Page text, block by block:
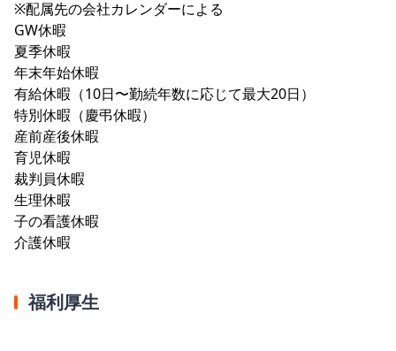
※配属先の会社カレンダーによる
GW休暇
夏季休暇
年末年始休暇
有給休暇（10日〜勤続年数に応じて最大20日）
特別休暇（慶弔休暇）
産前産後休暇
育児休暇
裁判員休暇
生理休暇
子の看護休暇
介護休暇
福利厚生